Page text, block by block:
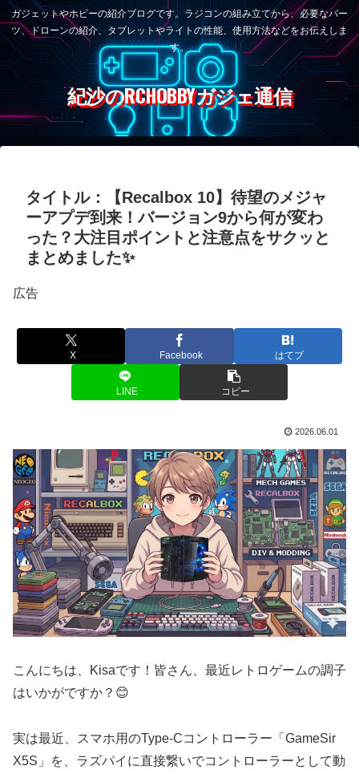
ガジェットやホビーの紹介ブログです。ラジコンの組み立てから、必要なパー
ツ、ドローンの紹介、タブレットやライトの性能、使用方法などをお伝えしま
す。
紀沙のRCHOBBYガジェ通信
タイトル：【Recalbox 10】待望のメジャ
ーアプデ到来！バージョン9から何が変わ
った？大注目ポイントと注意点をサクッと
まとめました✨
広告
X Facebook はてブ
LINE コピー
2026.06.01
こんにちは、Kisaです！皆さん、最近レトロゲームの調子
はいかがですか？😊
実は最近、スマホ用のType-Cコントローラー「GameSir
X5S」を、ラズパイに直接繋いでコントローラーとして動